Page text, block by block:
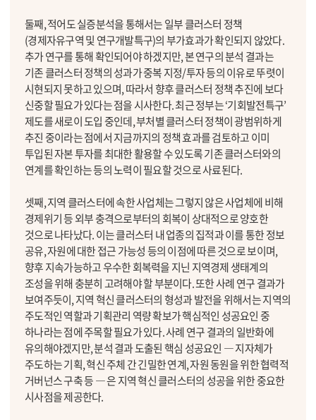
둘째, 적어도 실증분석을 통해서는 일부 클러스터 정책
(경제자유구역 및 연구개발특구)의 부가효과가 확인되지 않았다.
추가 연구를 통해 확인되어야 하겠지만, 본 연구의 분석 결과는
기존 클러스터 정책의 성과가 중복 지정/투자 등의 이유로 뚜렷이
시현되지 못하고 있으며, 따라서 향후 클러스터 정책 추진에 보다
신중할 필요가 있다는 점을 시사한다. 최근 정부는 ‘기회발전특구’
제도를 새로이 도입 중인데, 부처별 클러스터 정책이 광범위하게
추진 중이라는 점에서 지금까지의 정책 효과를 검토하고 이미
투입된 자본 투자를 최대한 활용할 수 있도록 기존 클러스터와의
연계를 확인하는 등의 노력이 필요할 것으로 사료된다.
셋째, 지역 클러스터에 속한 사업체는 그렇지 않은 사업체에 비해
경제위기 등 외부 충격으로부터의 회복이 상대적으로 양호한
것으로 나타났다. 이는 클러스터 내 업종의 집적과 이를 통한 정보
공유, 자원에 대한 접근 가능성 등의 이점에 따른 것으로 보이며,
향후 지속가능하고 우수한 회복력을 지닌 지역경제 생태계의
조성을 위해 충분히 고려해야 할 부분이다. 또한 사례 연구 결과가
보여주듯이, 지역 혁신 클러스터의 형성과 발전을 위해서는 지역의
주도적인 역할과 기획관리 역량 확보가 핵심적인 성공요인 중
하나라는 점에 주목할 필요가 있다. 사례 연구 결과의 일반화에
유의해야겠지만, 분석 결과 도출된 핵심 성공요인 ― 지자체가
주도하는 기획, 혁신 주체 간 긴밀한 연계, 자원 동원을 위한 협력적
거버넌스 구축 등 ― 은 지역 혁신 클러스터의 성공을 위한 중요한
시사점을 제공한다.